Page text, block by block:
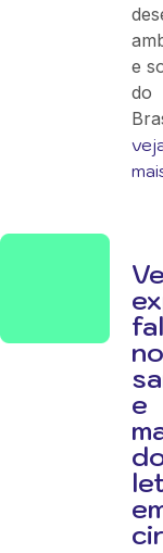
e
do
no
e